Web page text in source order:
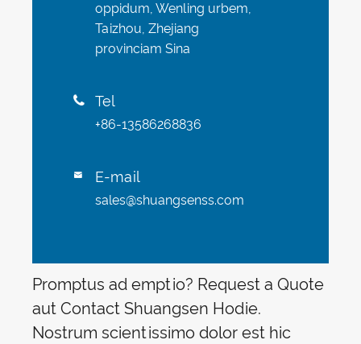
oppidum, Wenling urbem,
Taizhou, Zhejiang
provinciam Sina
 Tel
+86-13586268836
 E-mail
sales@shuangsenss.com
Promptus ad emptio? Request a Quote
aut Contact Shuangsen Hodie.
Nostrum scientissimo dolor est hic